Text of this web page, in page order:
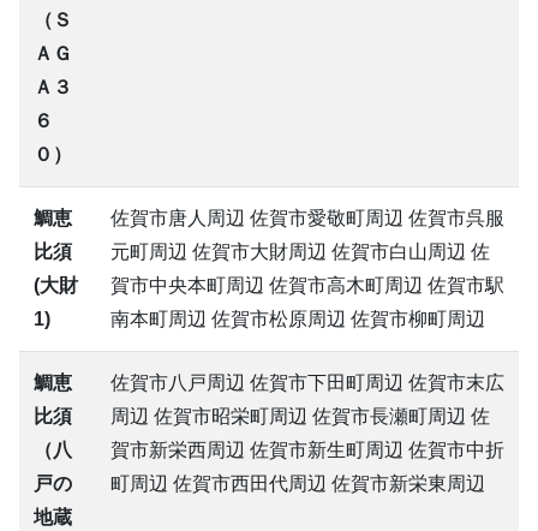
（Ｓ
ＡＧ
Ａ３
６
０）
鯛恵
比須
(大財
1)
佐賀市唐人周辺 佐賀市愛敬町周辺 佐賀市呉服
元町周辺 佐賀市大財周辺 佐賀市白山周辺 佐
賀市中央本町周辺 佐賀市高木町周辺 佐賀市駅
南本町周辺 佐賀市松原周辺 佐賀市柳町周辺
鯛恵
比須
（八
戸の
地蔵
佐賀市八戸周辺 佐賀市下田町周辺 佐賀市末広
周辺 佐賀市昭栄町周辺 佐賀市長瀬町周辺 佐
賀市新栄西周辺 佐賀市新生町周辺 佐賀市中折
町周辺 佐賀市西田代周辺 佐賀市新栄東周辺